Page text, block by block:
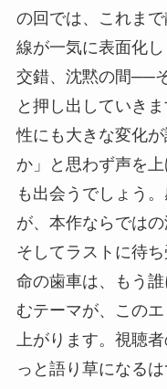
の回では、これま
線が一気に表面化
交錯、沈黙の間──
と押し出していき
性にも大きな変化
か」と思わず声を
も出会うでしょう
が、本作ならでは
そしてラストに待
命の歯車は、もう
むテーマが、この
上がります。視聴
っと語り草になるは